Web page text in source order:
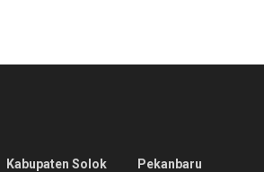
Kabupaten Solok
Pekanbaru